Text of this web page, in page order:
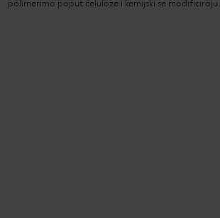
polimerima poput celuloze i kemijski se modificiraju.